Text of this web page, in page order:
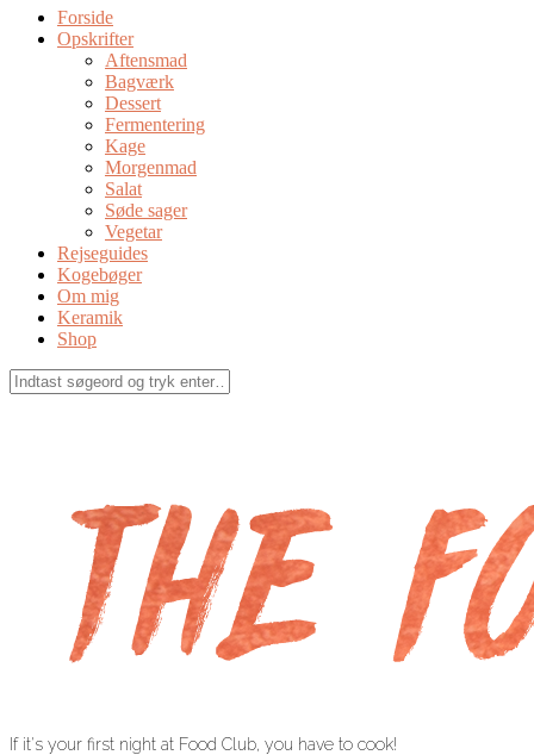
Forside
Opskrifter
Aftensmad
Bagværk
Dessert
Fermentering
Kage
Morgenmad
Salat
Søde sager
Vegetar
Rejseguides
Kogebøger
Om mig
Keramik
Shop
If it's your first night at Food Club, you have to cook!